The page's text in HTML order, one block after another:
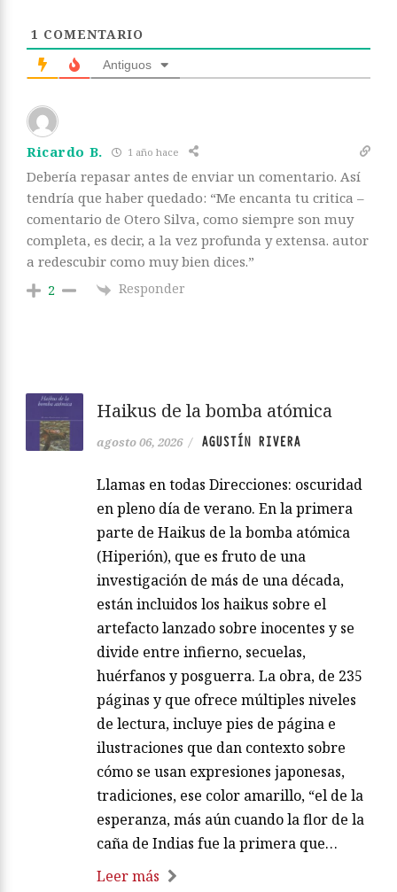
1 COMENTARIO
Antiguos
Ricardo B. 1 año hace
Debería repasar antes de enviar un comentario. Así
tendría que haber quedado: “Me encanta tu critica –
comentario de Otero Silva, como siempre son muy
completa, es decir, a la vez profunda y extensa. autor
a redescubir como muy bien dices.”
2 Responder
Haikus de la bomba atómica
agosto 06, 2026 / AGUSTÍN RIVERA
Llamas en todas Direcciones: oscuridad
en pleno día de verano. En la primera
parte de Haikus de la bomba atómica
(Hiperión), que es fruto de una
investigación de más de una década,
están incluidos los haikus sobre el
artefacto lanzado sobre inocentes y se
divide entre infierno, secuelas,
huérfanos y posguerra. La obra, de 235
páginas y que ofrece múltiples niveles
de lectura, incluye pies de página e
ilustraciones que dan contexto sobre
cómo se usan expresiones japonesas,
tradiciones, ese color amarillo, “el de la
esperanza, más aún cuando la flor de la
caña de Indias fue la primera que…
Leer más